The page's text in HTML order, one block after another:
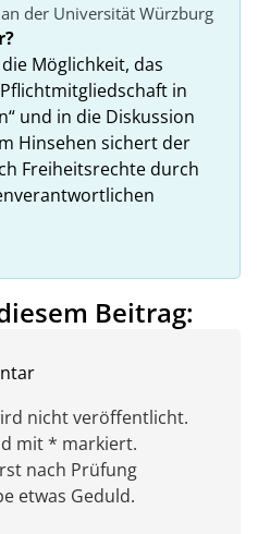
der Universität Würzburg
Möglichkeit, das
in
und in die Diskussion
Hinsehen sichert der
Freiheitsrechte durch
Beitrag:
nicht veröffentlicht.
mit * markiert.
nach Prüfung
etwas Geduld.